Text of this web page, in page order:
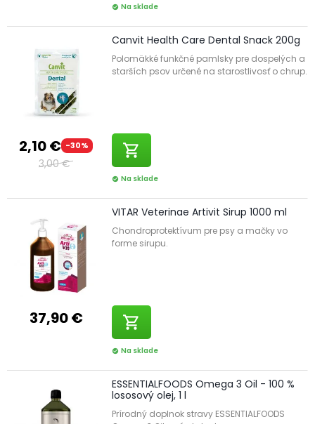
check_circle Na sklade
2,10 € -30%
3,00 €
Canvit Health Care Dental Snack 200g
Polomäkké funkčné pamlsky pre dospelých a
starších psov určené na starostlivosť o chrup.
shopping_cart
check_circle Na sklade
37,90 €
VITAR Veterinae Artivit Sirup 1000 ml
Chondroprotektívum pre psy a mačky vo
forme sirupu.
shopping_cart
check_circle Na sklade
ESSENTIALFOODS Omega 3 Oil - 100 %
lososový olej, 1 l
Prírodný doplnok stravy ESSENTIALFOODS